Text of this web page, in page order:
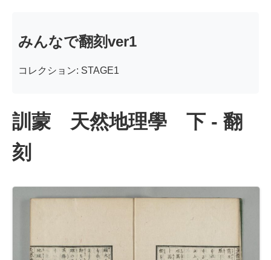
みんなで翻刻ver1
コレクション: STAGE1
訓蒙 天然地理學 下 - 翻
刻